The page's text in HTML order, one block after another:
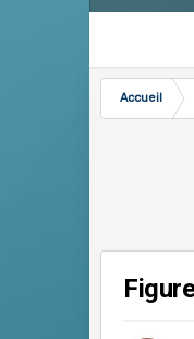
Accueil